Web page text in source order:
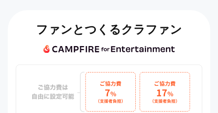
ファンとつくるクラファン